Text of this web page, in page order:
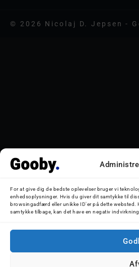
For at give dig de bedste oplevelser bruger vi
enhedsoplysninger. Hvis du giver dit samtykke til
browsingadfærd eller unikke ID'er på dette websted.
samtykke tilbage, kan det have en negativ
© 2026 Nicolaj D. Jepsen -